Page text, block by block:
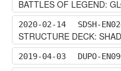
BATTLES OF LEGEND:
2020-02-14 SDSH-
STRUCTURE DECK:
2019-04-03 DUPO-